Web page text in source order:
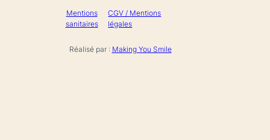
Mentions
sanitaires
CGV / Mentions
légales
Réalisé par : Making You Smile